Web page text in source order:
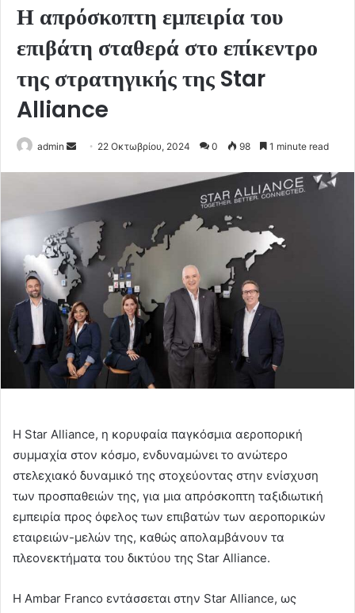
Η απρόσκοπτη εμπειρία του
επιβάτη σταθερά στο επίκεντρο
της στρατηγικής της Star
Alliance
admin
Send 22 Οκτωβρίου, 2024 0 98 1 minute read
Η Star Alliance, η κορυφαία παγκόσμια αεροπορική
συμμαχία στον κόσμο, ενδυναμώνει το ανώτερο
στελεχιακό δυναμικό της στοχεύοντας στην ενίσχυση
των προσπαθειών της, για μια απρόσκοπτη ταξιδιωτική
εμπειρία προς όφελος των επιβατών των αεροπορικών
εταιρειών-μελών της, καθώς απολαμβάνουν τα
πλεονεκτήματα του δικτύου της Star Alliance.
Η Ambar Franco εντάσσεται στην Star Alliance, ως